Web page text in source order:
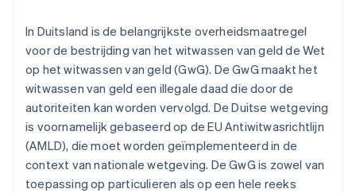
In Duitsland is de belangrijkste overheidsmaatregel
voor de bestrijding van het witwassen van geld de Wet
op het witwassen van geld (GwG). De GwG maakt het
witwassen van geld een illegale daad die door de
autoriteiten kan worden vervolgd. De Duitse wetgeving
is voornamelijk gebaseerd op de EU Antiwitwasrichtlijn
(AMLD), die moet worden geïmplementeerd in de
context van nationale wetgeving. De GwG is zowel van
toepassing op particulieren als op een hele reeks